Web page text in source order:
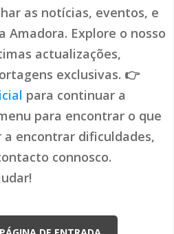
as notícias, eventos, e
Amadora. Explore o nosso
actualizações,
exclusivas. 👉
para continuar a
para encontrar o que
a encontrar dificuldades,
connosco.